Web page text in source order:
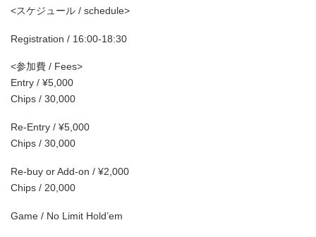
<スケジュール / schedule>
Registration / 16:00-18:30
<参加費 / Fees>
Entry / ¥5,000
Chips / 30,000
Re-Entry / ¥5,000
Chips / 30,000
Re-buy or Add-on / ¥2,000
Chips / 20,000
Game / No Limit Hold’em